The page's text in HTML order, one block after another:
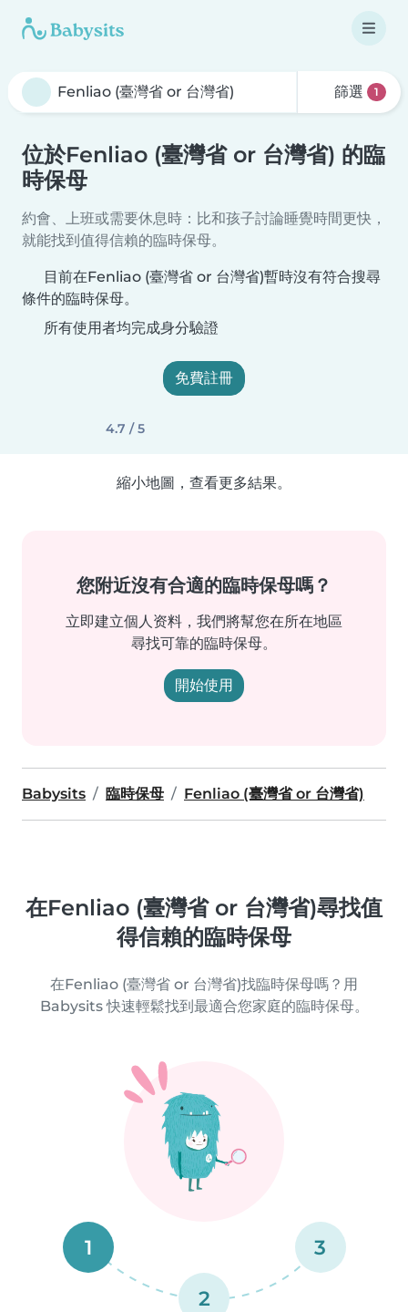
篩選 1
位於Fenliao (臺灣省 or 台灣省) 的臨
時保母
約會、上班或需要休息時：比和孩子討論睡覺時間更快，
就能找到值得信賴的臨時保母。
目前在Fenliao (臺灣省 or 台灣省)暫時沒有符合搜尋
條件的臨時保母。
所有使用者均完成身分驗證
免費註冊
4.7 / 5
縮小地圖，查看更多結果。
您附近沒有合適的臨時保母嗎？
立即建立個人资料，我們將幫您在所在地區
尋找可靠的臨時保母。
開始使用
Babysits 臨時保母 Fenliao (臺灣省 or 台灣省)
在Fenliao (臺灣省 or 台灣省)尋找值
得信賴的臨時保母
在Fenliao (臺灣省 or 台灣省)找臨時保母嗎？用
Babysits 快速輕鬆找到最適合您家庭的臨時保母。
1
2
3